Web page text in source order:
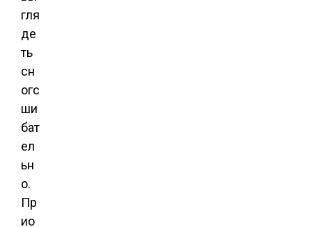
гля
де
ть
сн
огс
ши
бат
ел
ьн
о.
Пр
ио